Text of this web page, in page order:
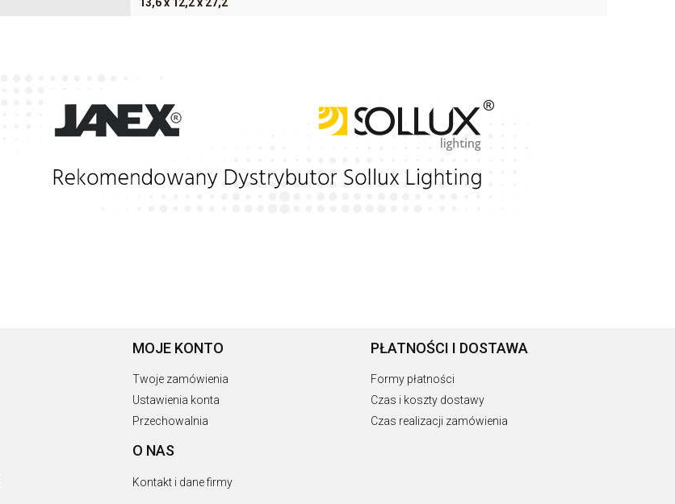
MOJE KONTO
Twoje zamówienia
Ustawienia konta
Przechowalnia
PŁATNOŚCI I DOSTAWA
Formy płatności
Czas i koszty dostawy
Czas realizacji zamówienia
O NAS
Kontakt i dane firmy